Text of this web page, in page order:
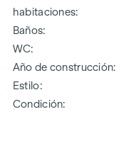
habitaciones
Baños
WC
Año de construcción
Estilo
Condición